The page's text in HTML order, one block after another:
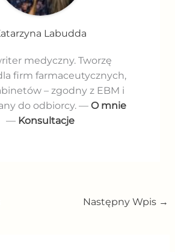
Labudda
medyczny. Tworzę
firm farmaceutycznych,
– zgodny z EBM i
do odbiorcy. — O mnie
— Konsultacje
Następny Wpis →